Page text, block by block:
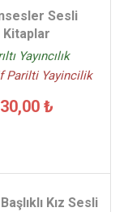
Sesli
Kitaplar
Yayıncılık
Parilti Yayincilik
30,00 ₺
Başlıklı Kız Sesli